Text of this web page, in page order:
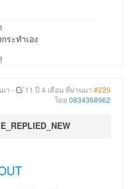
ระทำเอง
า - 11 ปี 4 เดือน ที่ผ่านมา #220
โดย 0834368962